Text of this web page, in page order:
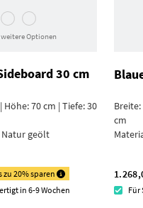
weitere Optionen
30 cm
Höhe: 70 cm | Tiefe: 30
Natur geölt
zu 20% sparen
in 6-9 Wochen
Breite:
cm
Für